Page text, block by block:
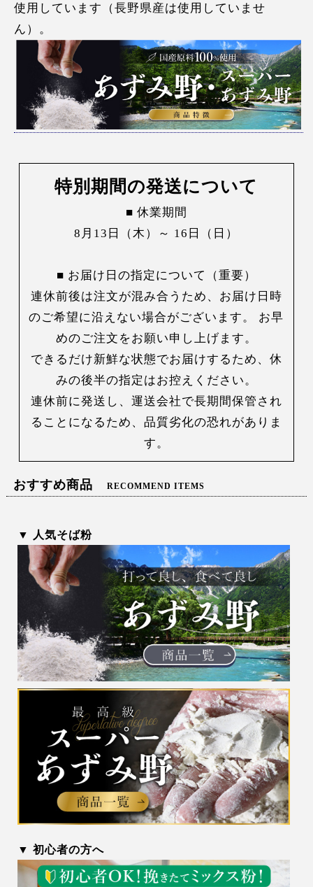
使用しています（長野県産は使用していませ
ん）。
特別期間の発送について
■ 休業期間
8月13日（木）～ 16日（日）
■ お届け日の指定について（重要）
連休前後は注文が混み合うため、お届け日時
のご希望に沿えない場合がございます。 お早
めのご注文をお願い申し上げます。
できるだけ新鮮な状態でお届けするため、休
みの後半の指定はお控えください。
連休前に発送し、運送会社で長期間保管され
ることになるため、品質劣化の恐れがありま
す。
おすすめ商品 RECOMMEND ITEMS
▼ 人気そば粉
▼ 初心者の方へ